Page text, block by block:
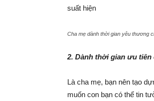
suất hiện
Cha mẹ dành thời gian yêu thương
2. Dành thời gian ưu
Là cha mẹ, bạn nên tạo
muốn con bạn có thể tin